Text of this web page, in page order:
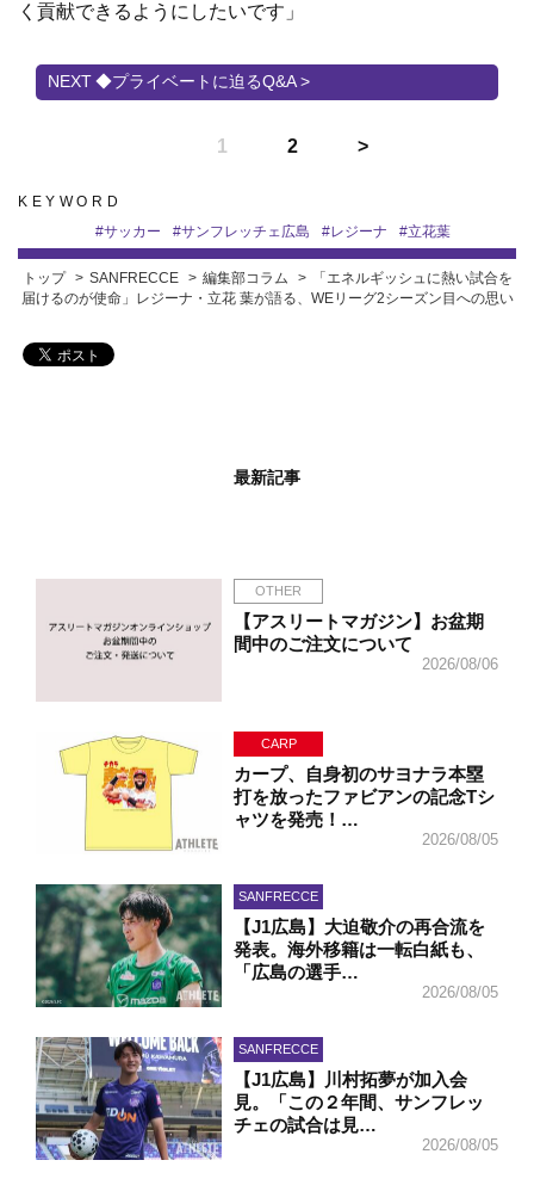
く貢献できるようにしたいです」
◆プライベートに迫るQ&A >
1 2
KEYWORD
#サッカー #サンフレッチェ広島 #レジーナ #立花葉
トップ SANFRECCE 編集部コラム
「エネルギッシュに熱い試合を
届けるのが使命」レジーナ・立花 葉が語る、WEリーグ2シーズン目への思い
最新記事
OTHER
【アスリートマガジン】お盆期
間中のご注文について
2026/08/06
CARP
カープ、自身初のサヨナラ本塁
打を放ったファビアンの記念Tシ
ャツを発売！…
2026/08/05
SANFRECCE
【J1広島】大迫敬介の再合流を
発表。海外移籍は一転白紙も、
「広島の選手…
2026/08/05
SANFRECCE
【J1広島】川村拓夢が加入会
見。「この２年間、サンフレッ
チェの試合は見…
2026/08/05